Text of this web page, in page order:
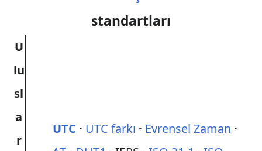
standartları
U
lu
sl
a
r
UTC UTC farkı
Evrensel Zaman